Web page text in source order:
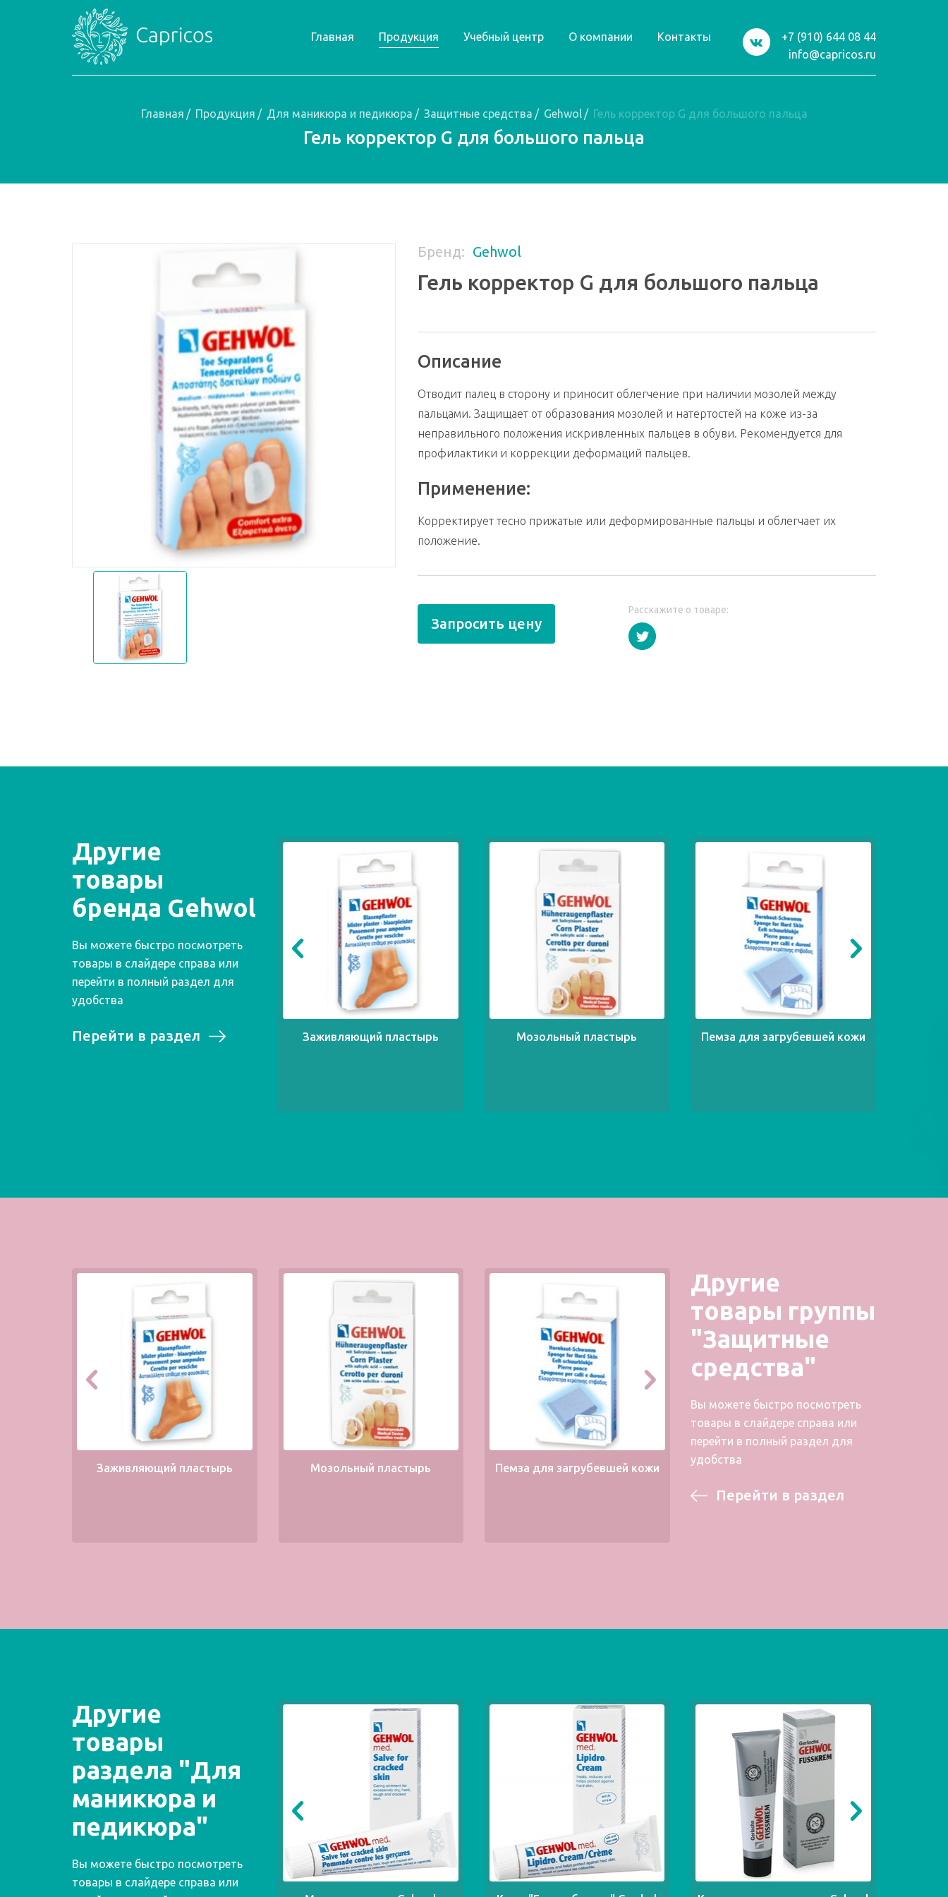
+7 (910) 644 08 44
info@capricos.ru
Главная Продукция Учебный центр О компании Контакты
Главная / Продукция / Для маникюра и педикюра / Защитные средства / Gehwol / Гель корректор G для большого пальца
Гель корректор G для большого пальца
Бренд: Gehwol
Гель корректор G для большого пальца
Описание
Отводит палец в сторону и приносит облегчение при наличии мозолей между
пальцами. Защищает от образования мозолей и натертостей на коже из-за
неправильного положения искривленных пальцев в обуви. Рекомендуется для
профилактики и коррекции деформаций пальцев.
Применение:
Корректирует тесно прижатые или деформированные пальцы и облегчает их
положение.
Запросить цену
Расскажите о товаре:
Другие
товары
бренда Gehwol
Вы можете быстро посмотреть
товары в слайдере справа или
перейти в полный раздел для
удобства
Перейти в раздел Заживляющий пластырь Мозольный пластырь Пемза для загрубевшей кожи
Другие
товары группы
"Защитные
средства"
Вы можете быстро посмотреть
товары в слайдере справа или
перейти в полный раздел для
удобства
Перейти в раздел
Заживляющий пластырь Мозольный пластырь Пемза для загрубевшей кожи Колпачок для пальцев
Другие
товары
раздела "Для
маникюра и
педикюра"
Вы можете быстро посмотреть
товары в слайдере справа или